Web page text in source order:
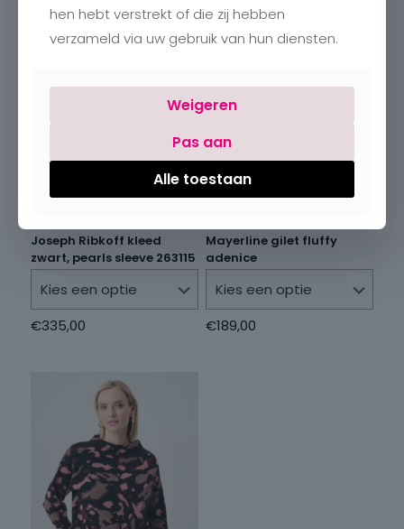
Joseph Ribkoff kleed
zwart, pearls sleeve 263115
€335,00
Mayerline gilet fluffy
adenice
€189,00
hen hebt verstrekt of die zij hebben
verzameld via uw gebruik van hun diensten.
Weigeren
Pas aan
Alle toestaan